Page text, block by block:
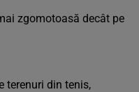
zgomotoasă decât pe
terenuri din tenis,